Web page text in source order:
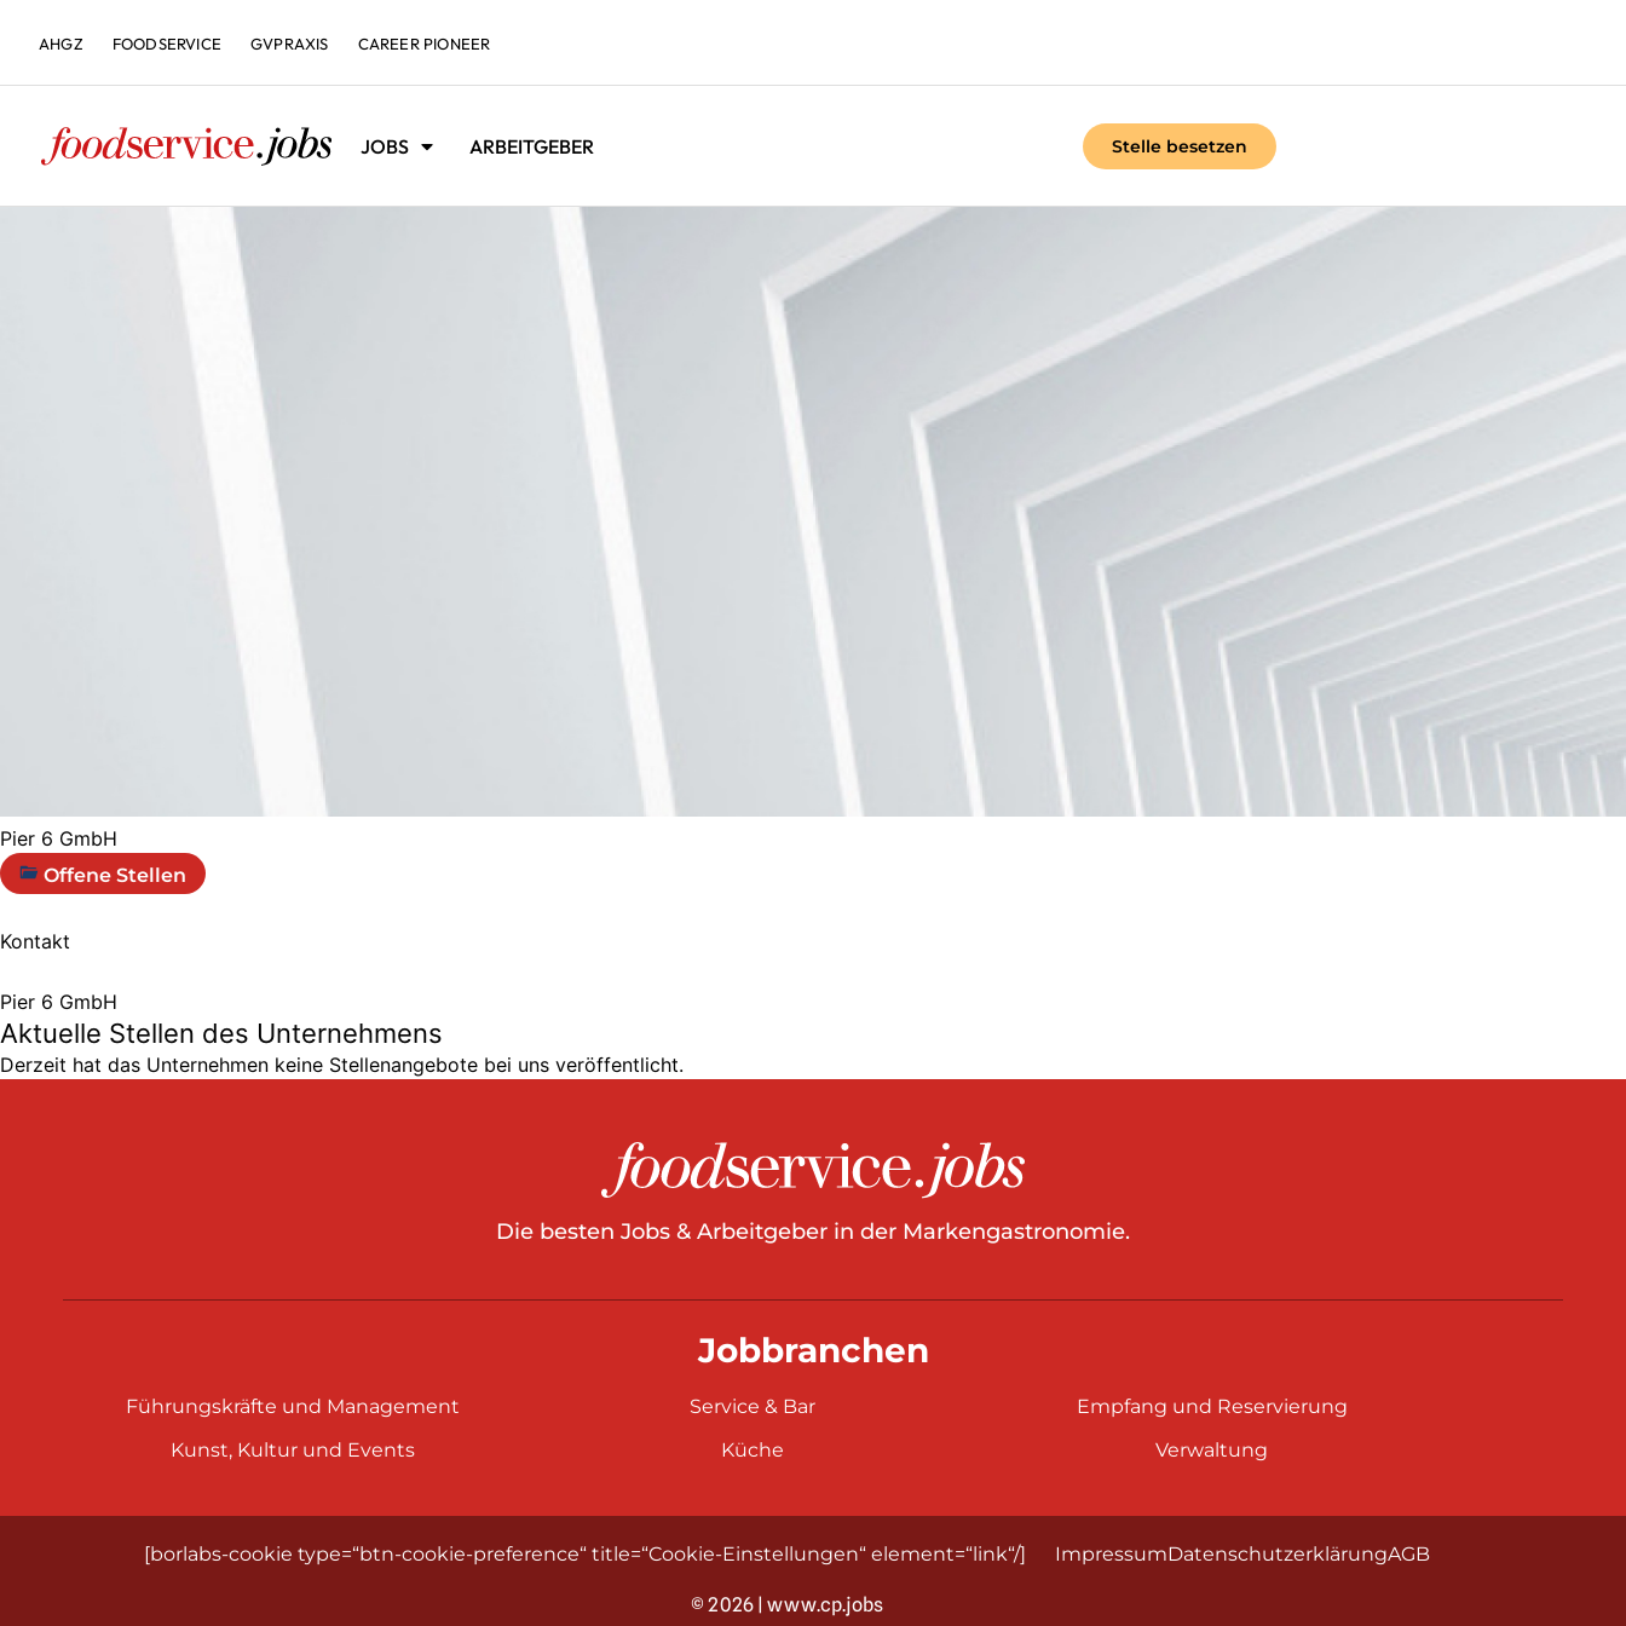
AHGZ FOODSERVICE GVPRAXIS CAREER PIONEER
JOBS ARBEITGEBER Stelle besetzen
Pier 6 GmbH
Offene Stellen
Kontakt
Pier 6 GmbH
Aktuelle Stellen des Unternehmens
Derzeit hat das Unternehmen keine Stellenangebote bei uns veröffentlicht.
Die besten Jobs & Arbeitgeber in der Markengastronomie.
Jobbranchen
Führungskräfte und Management
Kunst, Kultur und Events
Service & Bar
Küche
Empfang und Reservierung
Verwaltung
[borlabs-cookie type=“btn-cookie-preference“ title=“Cookie-Einstellungen“ element=“link“/] ImpressumDatenschutzerklärungAGB
© 2026 | www.cp.jobs